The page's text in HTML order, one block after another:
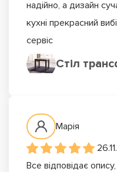
надійно, а дизайн
кухні прекрасний
сервіс
Стіл
Марія
Все відповідає